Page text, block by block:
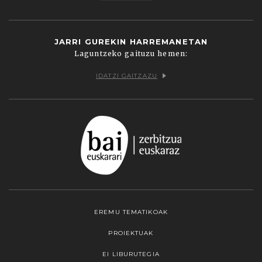
JARRI GUREKIN HARREMANETAN
Laguntzeko gaituzu hemen:
IDATZI GAITZAZU
EREMU TEMATIKOAK
PROIEKTUAK
EI LIBURUTEGIA